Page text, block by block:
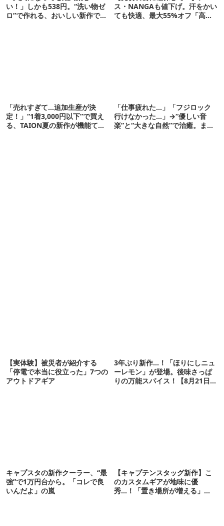
い！」しかも538円。“洗い物ゼ
ロ”で作れる、おいしい新作です
ス・NANGAも値下げ。汗をかい
ても快適、最大55%オフ「高機
「売れすぎて…追加生産が決
定！」“1着3,000円以下”で買え
る、TAION夏の新作が機能てん
「仕事疲れた…」「フジロック
行けなかった…」→“優しい音
楽”と“大きな自然”で治癒。まだ
【実体験】被災者が紹介する
「停電で本当に役立った」7つの
アウトドアギア
3年ぶり新作…！「ほりにしニュ
ーレモン」が登場。後味さっぱ
りの万能スパイス！【8月21日発
キャプスタの新作クーラー、“最
強”で1万円台から。「コレで良
いんだよ」の嵐
【キャプテンスタッグ新作】こ
のカスタムギアが地味に優
秀…！「置き場所が増える」